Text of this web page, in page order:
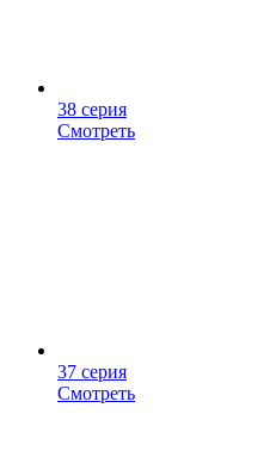
38 серия
Смотреть
37 серия
Смотреть